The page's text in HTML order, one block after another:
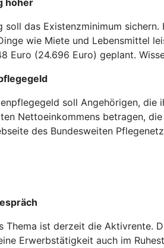
soll das Existenzminimum
wie Miete und Lebensmittel
Euro (24.696 Euro) geplant.
soll Angehörigen,
Nettoeinkommens betragen,
des Bundesweiten
Thema ist derzeit die Aktivrente.
Erwerbstätigkeit auch im